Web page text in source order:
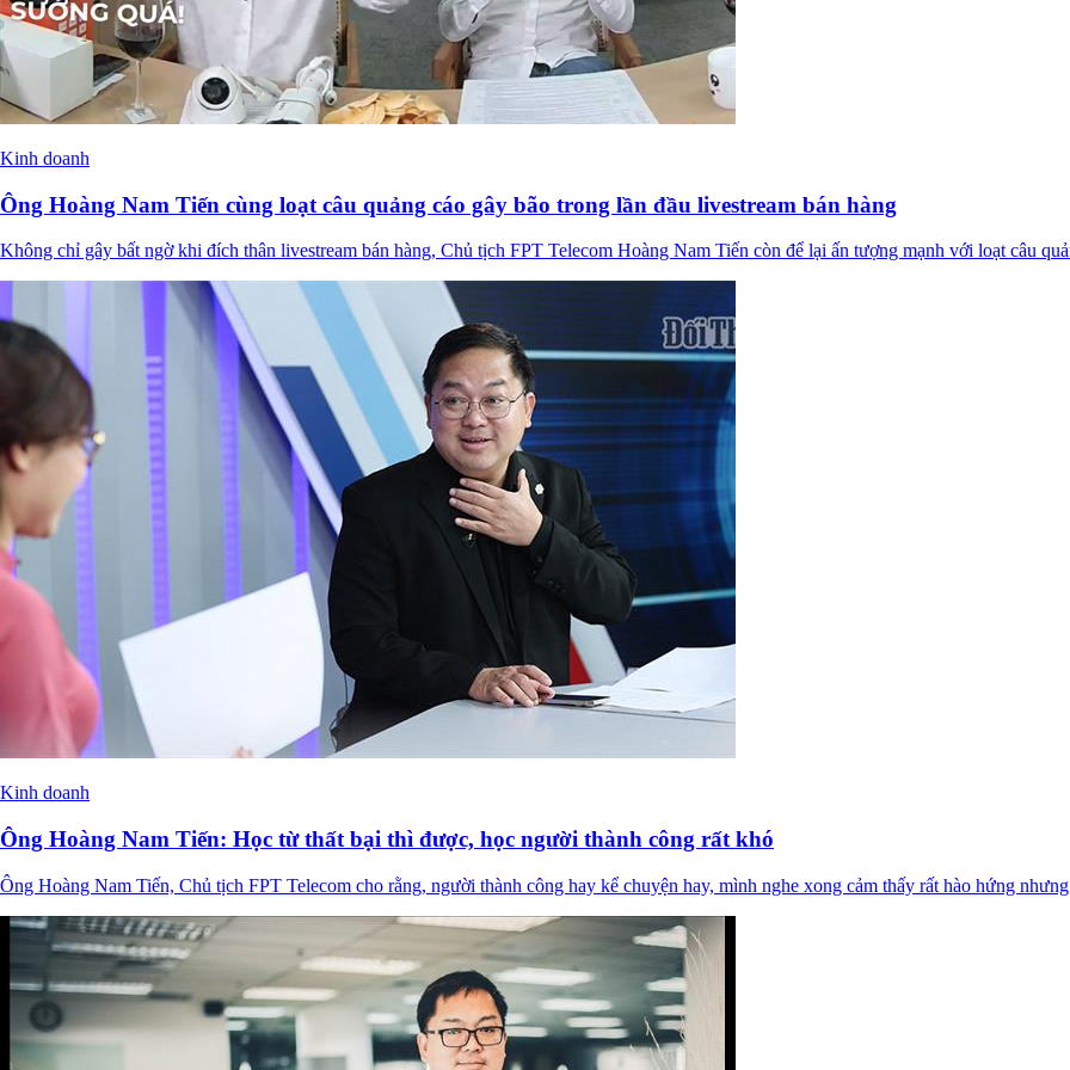
Kinh doanh
Ông Hoàng Nam Tiến cùng loạt câu quảng cáo gây bão trong lần đầu livestream bán hàng
Không chỉ gây bất ngờ khi đích thân livestream bán hàng, Chủ tịch FPT Telecom Hoàng Nam Tiến còn để lại ấn tượng mạnh với loạt câu
Kinh doanh
Ông Hoàng Nam Tiến: Học từ thất bại thì được, học người thành công rất khó
Ông Hoàng Nam Tiến, Chủ tịch FPT Telecom cho rằng, người thành công hay kể chuyện hay, mình nghe xong cảm thấy rất hào hứng